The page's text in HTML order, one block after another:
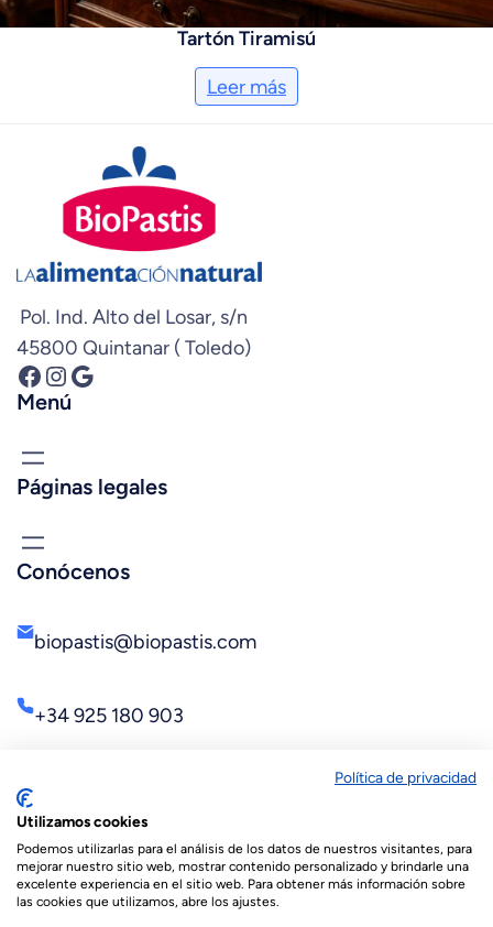
Tartón Tiramisú
Leer más
Pol. Ind. Alto del Losar, s/n
45800 Quintanar ( Toledo)
Facebook InstagramGoogle
Menú
Páginas legales
Conócenos
biopastis@biopastis.com
+34 925 180 903
© 2026 Biopastis.com
Política de privacidad
Utilizamos cookies
Podemos utilizarlas para el análisis de los datos de nuestros visitantes, para
mejorar nuestro sitio web, mostrar contenido personalizado y brindarle una
excelente experiencia en el sitio web. Para obtener más información sobre
las cookies que utilizamos, abre los ajustes.